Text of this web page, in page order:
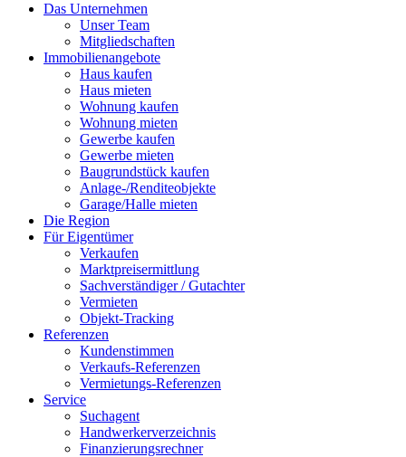
Das Unternehmen
Unser Team
Mitgliedschaften
Immobilienangebote
Haus kaufen
Haus mieten
Wohnung kaufen
Wohnung mieten
Gewerbe kaufen
Gewerbe mieten
Baugrundstück kaufen
Anlage-/Renditeobjekte
Garage/Halle mieten
Die Region
Für Eigentümer
Verkaufen
Marktpreisermittlung
Sachverständiger / Gutachter
Vermieten
Objekt-Tracking
Referenzen
Kundenstimmen
Verkaufs-Referenzen
Vermietungs-Referenzen
Service
Suchagent
Handwerkerverzeichnis
Finanzierungsrechner